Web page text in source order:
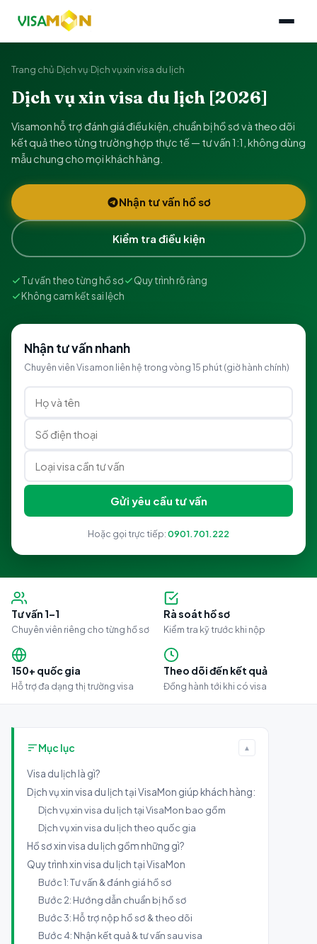
Trang chủ›Dịch vụ›Dịch vụ xin visa du lịch
Dịch vụ xin visa du lịch [2026]
Visamon hỗ trợ đánh giá điều kiện, chuẩn bị hồ sơ và theo dõi
kết quả theo từng trường hợp thực tế — tư vấn 1:1, không dùng
mẫu chung cho mọi khách hàng.
Nhận tư vấn hồ sơ
Kiểm tra điều kiện
Tư vấn theo từng hồ sơ
Quy trình rõ ràng
Không cam kết sai lệch
Nhận tư vấn nhanh
Chuyên viên Visamon liên hệ trong vòng 15 phút (giờ hành chính)
Gửi yêu cầu tư vấn
Hoặc gọi trực tiếp:0901.701.222
Tư vấn 1–1
Chuyên viên riêng cho từng hồ sơ
Rà soát hồ sơ
Kiểm tra kỹ trước khi nộp
150+ quốc gia
Hỗ trợ đa dạng thị trường visa
Theo dõi đến kết quả
Đồng hành tới khi có visa
Mục lục ▲
Visa du lịch là gì?
Dịch vụ xin visa du lịch tại VisaMon giúp khách hàng:
Dịch vụ xin visa du lịch tại VisaMon bao gồm
Dịch vụ xin visa du lịch theo quốc gia
Hồ sơ xin visa du lịch gồm những gì?
Quy trình xin visa du lịch tại VisaMon
Bước 1: Tư vấn & đánh giá hồ sơ
Bước 2: Hướng dẫn chuẩn bị hồ sơ
Bước 3: Hỗ trợ nộp hồ sơ & theo dõi
Bước 4: Nhận kết quả & tư vấn sau visa